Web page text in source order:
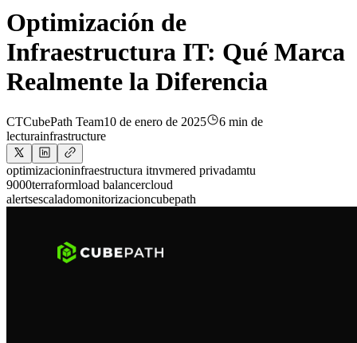
Optimización de
Infraestructura IT: Qué Marca
Realmente la Diferencia
CTCubePath Team10 de enero de 2025
6 min de
lecturainfrastructure
optimizacioninfraestructura itnvmered privadamtu
9000terraformload balancercloud
alertsescaladomonitorizacioncubepath